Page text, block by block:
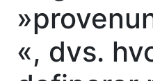
«, dvs.